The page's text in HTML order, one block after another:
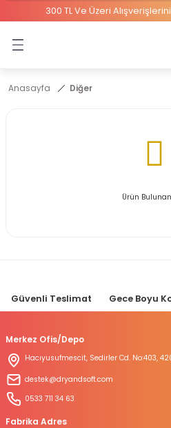
300 TL Ve ÜzeriGeri Dön
Anasayfa Diğer
Ürün
Güvenli Teslimat Gece Boyu
Merkez Ofis/Depo
Hacıyusufmescit, Sedirler Cd. No:403,
destek@dryandsoft.com
0533 711 34 63
Fabrika Adres